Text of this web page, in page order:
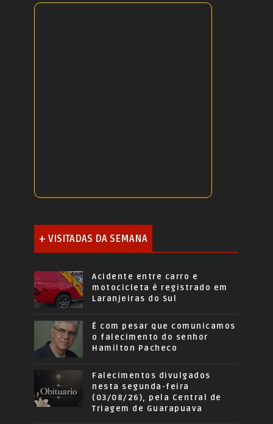
+ VISITADAS DA SEMANA
Acidente entre carro e
motocicleta é registrado em
Laranjeiras do Sul
É com pesar que comunicamos
o falecimento do senhor
Hamilton Pacheco
Falecimentos divulgados
nesta segunda-feira
(03/08/26), pela Central de
Triagem de Guarapuava